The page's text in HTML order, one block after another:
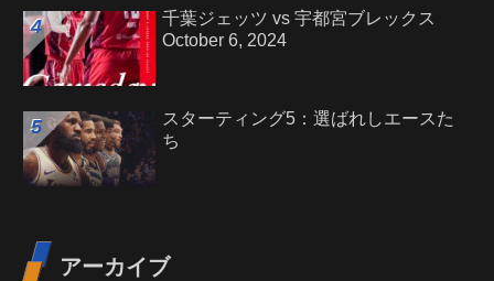
千葉ジェッツ vs 宇都宮ブレックス
October 6, 2024
スターティング5：選ばれしエースた
ち
アーカイブ